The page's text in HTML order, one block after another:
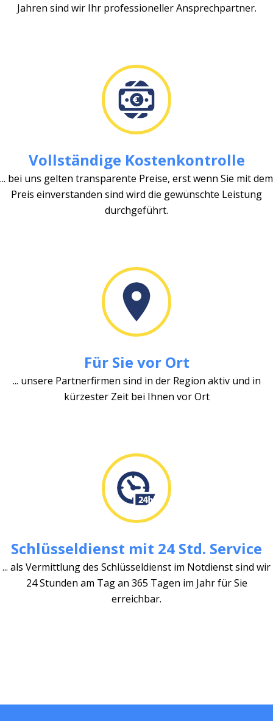
Jahren sind wir Ihr professioneller Ansprechpartner.
Vollständige Kostenkontrolle
... bei uns gelten transparente Preise, erst wenn Sie mit dem
Preis einverstanden sind wird die gewünschte Leistung
durchgeführt.
Für Sie vor Ort
... unsere Partnerfirmen sind in der Region aktiv und in
kürzester Zeit bei Ihnen vor Ort
Schlüsseldienst mit 24 Std. Service
... als Vermittlung des Schlüsseldienst im Notdienst sind wir
24 Stunden am Tag an 365 Tagen im Jahr für Sie
erreichbar.